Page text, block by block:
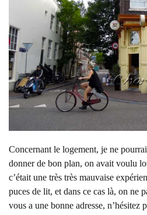
Concernant le logement, je ne
donner de bon plan, on avait voulu
c’était une très très mauvaise
puces de lit, et dans ce cas là, on ne
vous a une bonne adresse, n’hésitez